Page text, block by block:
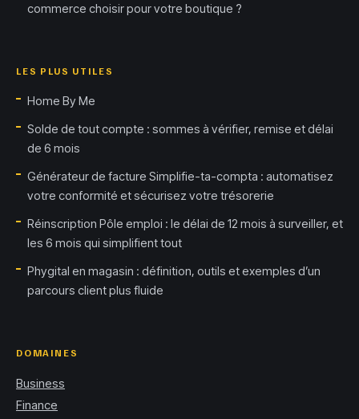
commerce choisir pour votre boutique ?
LES PLUS UTILES
Home By Me
Solde de tout compte : sommes à vérifier, remise et délai
de 6 mois
Générateur de facture Simplifie-ta-compta : automatisez
votre conformité et sécurisez votre trésorerie
Réinscription Pôle emploi : le délai de 12 mois à surveiller, et
les 6 mois qui simplifient tout
Phygital en magasin : définition, outils et exemples d’un
parcours client plus fluide
DOMAINES
Business
Finance